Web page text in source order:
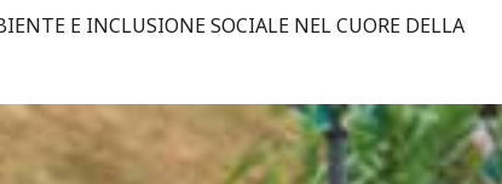
E INCLUSIONE SOCIALE NEL CUORE DELLA